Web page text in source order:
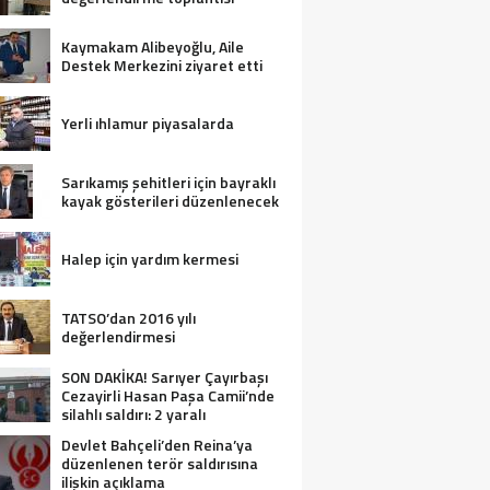
Kaymakam Alibeyoğlu, Aile
Destek Merkezini ziyaret etti
Yerli ıhlamur piyasalarda
Sarıkamış şehitleri için bayraklı
kayak gösterileri düzenlenecek
Halep için yardım kermesi
TATSO’dan 2016 yılı
değerlendirmesi
SON DAKİKA! Sarıyer Çayırbaşı
Cezayirli Hasan Paşa Camii’nde
silahlı saldırı: 2 yaralı
Devlet Bahçeli’den Reina’ya
düzenlenen terör saldırısına
ilişkin açıklama